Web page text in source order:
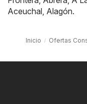
Aceuchal Alagón.
Inicio Ofertas